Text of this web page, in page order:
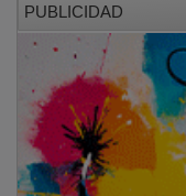
PUBLICIDAD